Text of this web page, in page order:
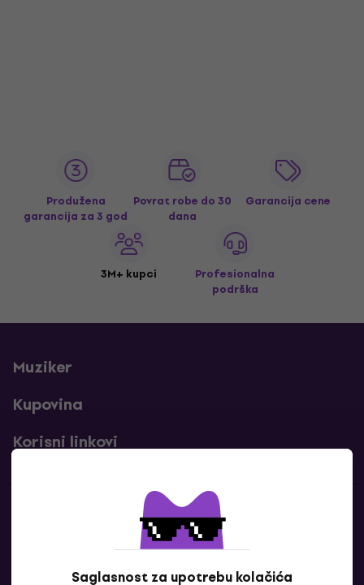
Saglasnost za upotrebu kolačića
Produžena
garancija za 3 god
Povrat robe do 30
dana
Garancija cene
3M+ kupci
Profesionalna
podrška
Muziker
Kupovina
Korisni linkovi
Kontakti
Kontaktiraj nas